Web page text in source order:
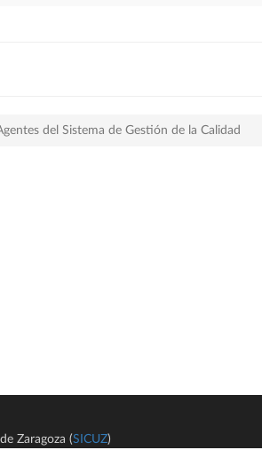
del Sistema de Gestión de la Calidad
Zaragoza (SICUZ)